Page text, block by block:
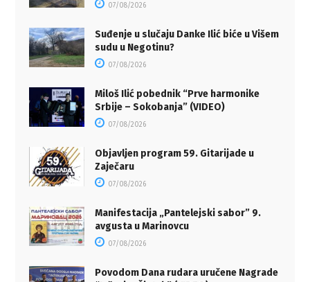
07/08/2026
Suđenje u slučaju Danke Ilić biće u Višem
sudu u Negotinu?
07/08/2026
Miloš Ilić pobednik “Prve harmonike
Srbije – Sokobanja” (VIDEO)
07/08/2026
Objavljen program 59. Gitarijade u
Zaječaru
07/08/2026
Manifestacija „Pantelejski sabor” 9.
avgusta u Marinovcu
07/08/2026
Povodom Dana rudara uručene Nagrade